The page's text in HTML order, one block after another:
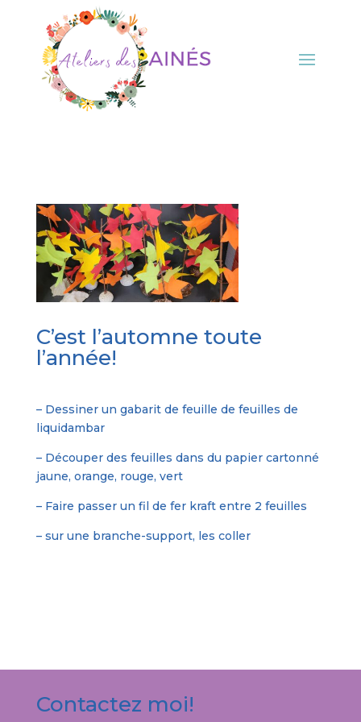
C’est l’automne toute
l’année!
– Dessiner un gabarit de feuille de feuilles de
liquidambar
– Découper des feuilles dans du papier cartonné
jaune, orange, rouge, vert
– Faire passer un fil de fer kraft entre 2 feuilles
– sur une branche-support, les coller
Contactez moi!